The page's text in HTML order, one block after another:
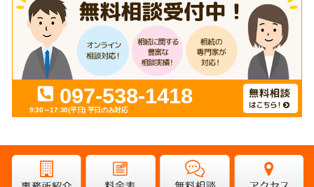
097-538-1418
9:30～17:30(平日) 平日のみ対応